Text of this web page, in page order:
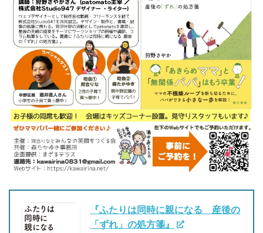
『ふたりは同時に親になる 産後の
「ずれ」の処方箋』